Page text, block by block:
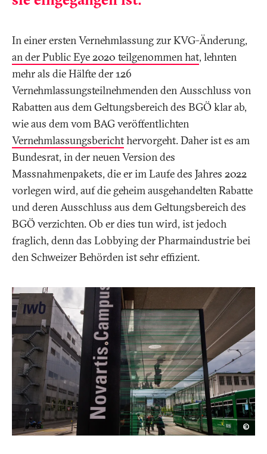
In einer ersten Vernehmlassung zur KVG-Änderung,
an der Public Eye 2020 teilgenommen hat, lehnten
mehr als die Hälfte der 126
Vernehmlassungsteilnehmenden den Ausschluss von
Rabatten aus dem Geltungsbereich des BGÖ klar ab,
wie aus dem vom BAG veröffentlichten
Vernehmlassungsberichthervorgeht. Daher ist es am
Bundesrat, in der neuen Version des
Massnahmenpakets, die er im Laufe des Jahres 2022
vorlegen wird, auf die geheim ausgehandelten Rabatte
und deren Ausschluss aus dem Geltungsbereich des
BGÖ verzichten. Ob er dies tun wird, ist jedoch
fraglich, denn das Lobbying der Pharmaindustrie bei
den Schweizer Behörden ist sehr effizient.
©